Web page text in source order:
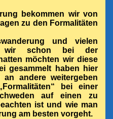
bekommen wir von
zu den Formalitäten
und vielen
wir schon bei der
möchten wir diese
gesammelt haben hier
andere weitergeben
bei einer
auf einen zu
ist und wie man
am besten vorgeht.